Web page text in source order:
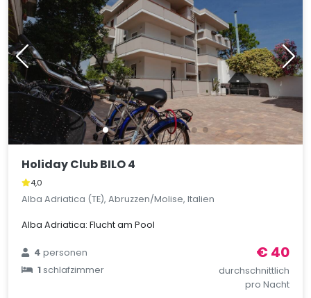
Holiday Club BILO 4
4,0
Alba Adriatica (TE), Abruzzen/Molise, Italien
Alba Adriatica: Flucht am Pool
4personen
1schlafzimmer
€ 40
durchschnittlich
pro Nacht